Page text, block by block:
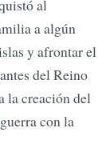
al
a algún
y afrontar el
del Reino
la creación del
con la